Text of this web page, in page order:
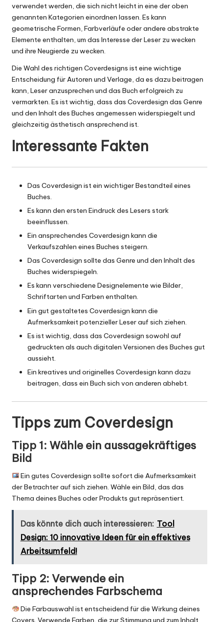
verwendet werden, die sich nicht leicht in eine der oben
genannten Kategorien einordnen lassen. Es kann
geometrische Formen, Farbverläufe oder andere abstrakte
Elemente enthalten, um das Interesse der Leser zu wecken
und ihre Neugierde zu wecken.
Die Wahl des richtigen Coverdesigns ist eine wichtige
Entscheidung für Autoren und Verlage, da es dazu beitragen
kann, Leser anzusprechen und das Buch erfolgreich zu
vermarkten. Es ist wichtig, dass das Coverdesign das Genre
und den Inhalt des Buches angemessen widerspiegelt und
gleichzeitig ästhetisch ansprechend ist.
Interessante Fakten
Das Coverdesign ist ein wichtiger Bestandteil eines
Buches.
Es kann den ersten Eindruck des Lesers stark
beeinflussen.
Ein ansprechendes Coverdesign kann die
Verkaufszahlen eines Buches steigern.
Das Coverdesign sollte das Genre und den Inhalt des
Buches widerspiegeln.
Es kann verschiedene Designelemente wie Bilder,
Schriftarten und Farben enthalten.
Ein gut gestaltetes Coverdesign kann die
Aufmerksamkeit potenzieller Leser auf sich ziehen.
Es ist wichtig, dass das Coverdesign sowohl auf
gedruckten als auch digitalen Versionen des Buches gut
aussieht.
Ein kreatives und originelles Coverdesign kann dazu
beitragen, dass ein Buch sich von anderen abhebt.
Tipps zum Coverdesign
Tipp 1: Wähle ein aussagekräftiges
Bild
Ein gutes Coverdesign sollte sofort die Aufmerksamkeit
der Betrachter auf sich ziehen. Wähle ein Bild, das das
Thema deines Buches oder Produkts gut repräsentiert.
Das könnte dich auch interessieren: Tool
Design: 10 innovative Ideen für ein effektives
Arbeitsumfeld!
Tipp 2: Verwende ein
ansprechendes Farbschema
Die Farbauswahl ist entscheidend für die Wirkung deines
Covers. Verwende Farben, die zur Stimmung und zum Inhalt